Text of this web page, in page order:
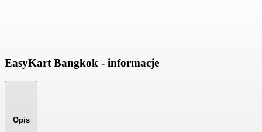
EasyKart Bangkok - informacje
Opis